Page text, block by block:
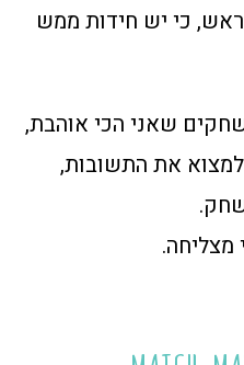
כי יש חידות ממש
סוג המשחקים שאני הכי אוהבת,
את התשובות,